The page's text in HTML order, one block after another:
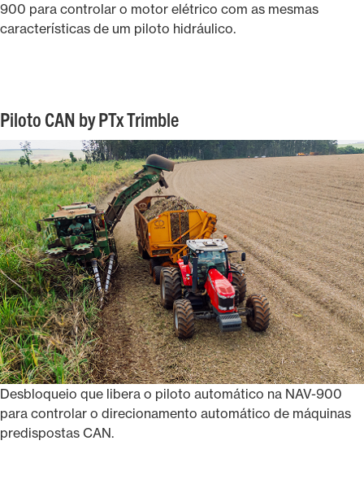
900 para controlar o motor elétrico com as mesmas
características de um piloto hidráulico.
Piloto CAN by PTx Trimble​
Desbloqueio que libera o piloto automático na NAV-900
para controlar o direcionamento automático de máquinas
predispostas CAN.